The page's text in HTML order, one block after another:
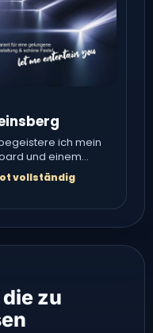
ich mein
und einem
vollständig
zu